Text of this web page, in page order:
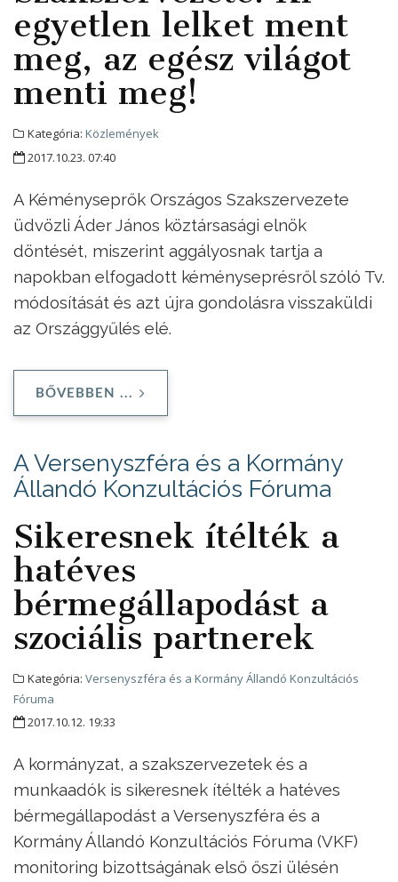
egyetlen lelket ment
meg, az egész világot
menti meg!
Kategória: Közlemények
2017.10.23. 07:40
A Kéményseprők Országos Szakszervezete
üdvözli Áder János köztársasági elnök
döntését, miszerint aggályosnak tartja a
napokban elfogadott kéményseprésről szóló Tv.
módosítását és azt újra gondolásra visszaküldi
az Országgyűlés elé.
BŐVEBBEN ...
A Versenyszféra és a Kormány
Állandó Konzultációs Fóruma
Sikeresnek ítélték a
hatéves
bérmegállapodást a
szociális partnerek
Kategória: Versenyszféra és a Kormány Állandó Konzultációs
Fóruma
2017.10.12. 19:33
A kormányzat, a szakszervezetek és a
munkaadók is sikeresnek ítélték a hatéves
bérmegállapodást a Versenyszféra és a
Kormány Állandó Konzultációs Fóruma (VKF)
monitoring bizottságának első őszi ülésén